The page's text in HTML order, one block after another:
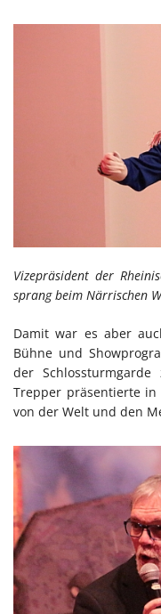
Vizepräsident der
sprang beim Närrischen
Damit war es aber
Bühne und
der
Trepper präsentierte
von der Welt und den